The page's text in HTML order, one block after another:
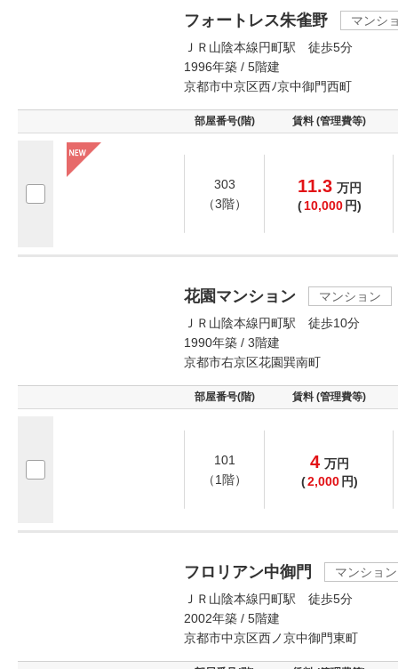
フォートレス朱雀野
マンシ
ＪＲ山陰本線円町駅 徒歩5分
1996年築 / 5階建
京都市中京区西ﾉ京中御門西町
部屋番号(階) 賃料 (管理費等)
303
（3階）
11.3 万円
( 10,000 円)
花園マンション
マンション
ＪＲ山陰本線円町駅 徒歩10分
1990年築 / 3階建
京都市右京区花園巽南町
部屋番号(階) 賃料 (管理費等)
101
（1階）
4 万円
(2,000 円)
フロリアン中御門
マンション
ＪＲ山陰本線円町駅 徒歩5分
2002年築 / 5階建
京都市中京区西ノ京中御門東町